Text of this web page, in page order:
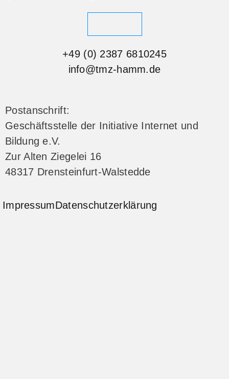
+49 (0) 2387 6810245
info@tmz-hamm.de
Postanschrift:
Geschäftsstelle der Initiative Internet und
Bildung e.V.
Zur Alten Ziegelei 16
48317 Drensteinfurt-Walstedde
ImpressumDatenschutzerklärung